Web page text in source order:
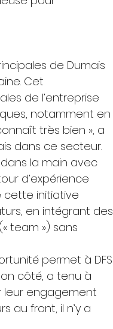
de Dumais
Cet
de l’entreprise
notamment en
très bien », a
dans ce secteur.
la main avec
d’expérience
cette initiative
en intégrant des
team ») sans
permet à DFS
côté, a tenu à
leur engagement
au front, il n’y a